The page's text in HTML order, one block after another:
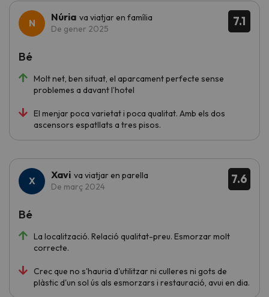
7.1
Núria va viatjar en família
De gener 2025
Molt net, ben situat, el aparcament perfecte sense
problemes a davant l’hotel
El menjar poca varietat i poca qualitat. Amb els dos
ascensors espatllats a tres pisos.
Bé
7.6
Xavi va viatjar en parella
De març 2024
La localització. Relació qualitat-preu. Esmorzar molt
correcte.
Crec que no s'hauria d'utilitzar ni culleres ni gots de
plàstic d'un sol ús als esmorzars i restauració, avui en dia.
Bé